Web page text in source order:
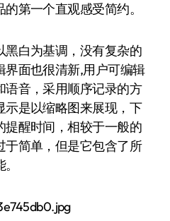
第一个直观感受简约。
白为基调，没有复杂的
面也很清新,用户可编辑
语音，采用顺序记录的方
是以缩略图来展现，下
醒时间，相较于一般的
简单，但是它包含了所